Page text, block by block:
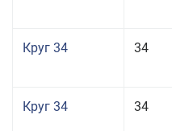
Круг 34 34
Круг 34 34